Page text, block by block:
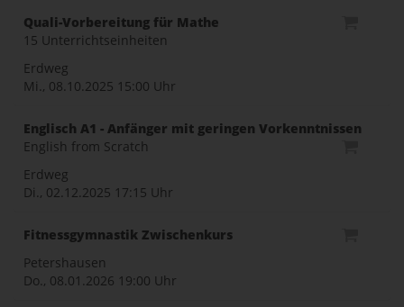
Quali-Vorbereitung für Mathe
15 Unterrichtseinheiten
Erdweg
Mi., 08.10.2025 15:00 Uhr
Englisch A1 - Anfänger mit geringen Vorkenntnissen
English from Scratch
Erdweg
Di., 02.12.2025 17:15 Uhr
Fitnessgymnastik Zwischenkurs
Petershausen
Do., 08.01.2026 19:00 Uhr